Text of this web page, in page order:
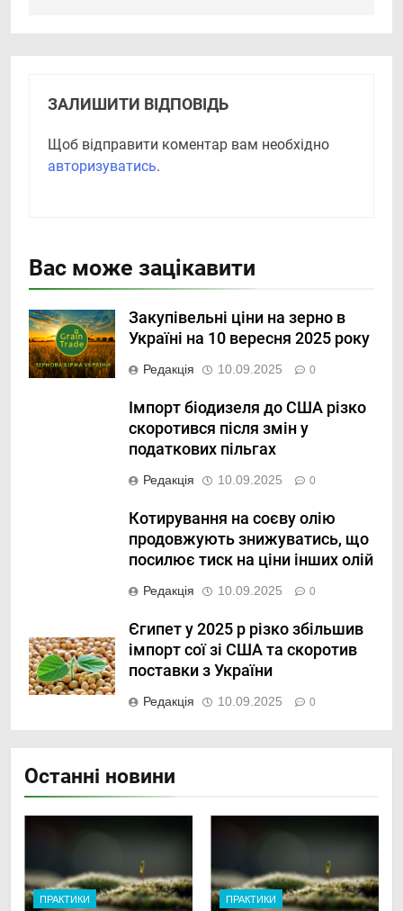
ЗАЛИШИТИ ВІДПОВІДЬ
Щоб відправити коментар вам необхідно
авторизуватись.
Вас може зацікавити
Закупівельні ціни на зерно в
Україні на 10 вересня 2025 року
Редакція 10.09.2025 0
Імпорт біодизеля до США різко
скоротився після змін у
податкових пільгах
Редакція 10.09.2025 0
Котирування на соєву олію
продовжують знижуватись, що
посилює тиск на ціни інших олій
Редакція 10.09.2025 0
Єгипет у 2025 р різко збільшив
імпорт сої зі США та скоротив
поставки з України
Редакція 10.09.2025 0
Останні новини
ПРАКТИКИ ПРАКТИКИ